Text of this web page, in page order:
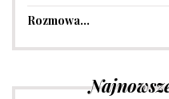
Rozmowa…